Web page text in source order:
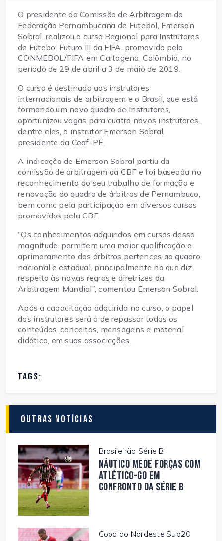
O presidente da Comissão de Arbitragem da
Federação Pernambucana de Futebol, Emerson
Sobral, realizou o curso Regional para Instrutores
de Futebol Futuro III da FIFA, promovido pela
CONMEBOL/FIFA em Cartagena, Colômbia, no
período de 29 de abril a 3 de maio de 2019.
O curso é destinado aos instrutores
internacionais de arbitragem e o Brasil, que está
formando um novo quadro de instrutores,
oportunizou vagas para quatro novos instrutores,
dentre eles, o instrutor Emerson Sobral,
presidente da Ceaf-PE.
A indicação de Emerson Sobral partiu da
comissão de arbitragem da CBF e foi baseada no
reconhecimento do seu trabalho de formação e
renovação do quadro de árbitros de Pernambuco,
bem como pela participação em diversos cursos
promovidos pela CBF.
“Os conhecimentos adquiridos em cursos dessa
magnitude, permitem uma maior qualificação e
aprimoramento dos árbitros pertences ao quadro
nacional e estadual, principalmente no que diz
respeito às novas regras e diretrizes da
Arbitragem Mundial”, comentou Emerson Sobral.
Após a capacitação adquirida no curso, o papel
dos instrutores será o de repassar todos os
conteúdos, conceitos, mensagens e material
didático, em suas associações.
TAGS:
Outras Notícias
Brasileirão Série B
Náutico mede forças com
Atlético-GO em
confronto da Série B
Copa do Nordeste Sub20